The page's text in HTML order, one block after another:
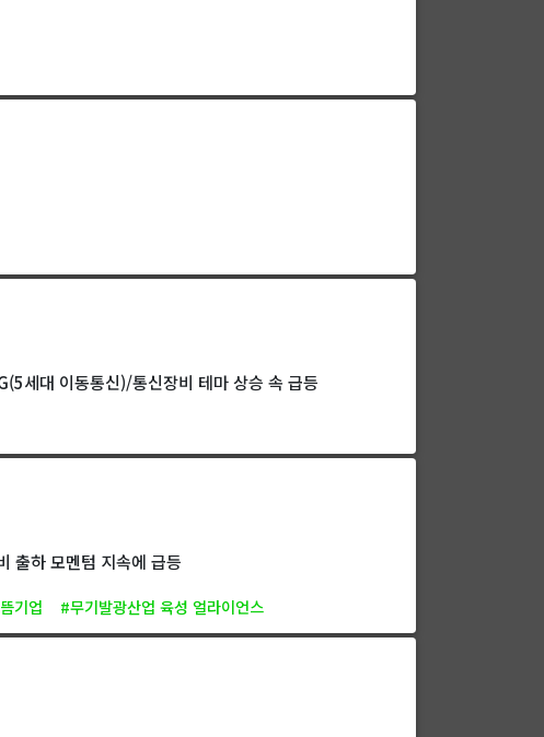
세대 이동통신)/통신장비 테마 상승 속 급등
출하 모멘텀 지속에 급등
기업 #무기발광산업 육성 얼라이언스